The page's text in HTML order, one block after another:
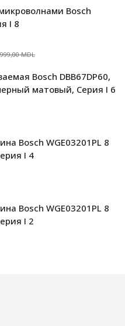
Bosch
I 8
MDL
Bosch DBB67DP60,
матовый, Серия I 6
Bosch WGE03201PL 8
I 4
Bosch WGE03201PL 8
I 2